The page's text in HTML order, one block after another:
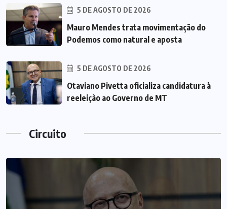
5 DE AGOSTO DE 2026
Mauro Mendes trata movimentação do
Podemos como natural e aposta
5 DE AGOSTO DE 2026
Otaviano Pivetta oficializa candidatura à
reeleição ao Governo de MT
Circuito